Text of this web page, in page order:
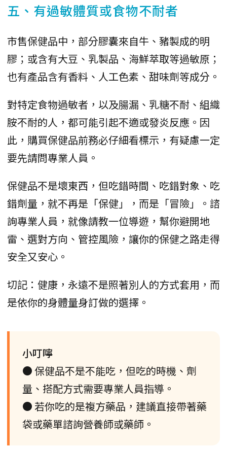
五、有過敏體質或食物不耐者
市售保健品中，部分膠囊來自牛、豬製成的明
膠；或含有大豆、乳製品、海鮮萃取等過敏原；
也有產品含有香料、人工色素、甜味劑等成分。
對特定食物過敏者，以及腸漏、乳糖不耐、組織
胺不耐的人，都可能引起不適或發炎反應。因
此，購買保健品前務必仔細看標示，有疑慮一定
要先請問專業人員。
保健品不是壞東西，但吃錯時間、吃錯對象、吃
錯劑量，就不再是「保健」，而是「冒險」。諮
詢專業人員，就像請教一位導遊，幫你避開地
雷、選對方向、管控風險，讓你的保健之路走得
安全又安心。
切記：健康，永遠不是照著別人的方式套用，而
是依你的身體量身訂做的選擇。
小叮嚀
● 保健品不是不能吃，但吃的時機、劑
量、搭配方式需要專業人員指導。
● 若你吃的是複方藥品，建議直接帶著藥
袋或藥單諮詢營養師或藥師。